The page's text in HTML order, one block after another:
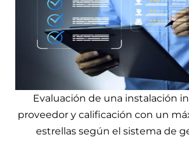
Evaluación de una instalación
proveedor y calificación con un
estrellas según el sistema de